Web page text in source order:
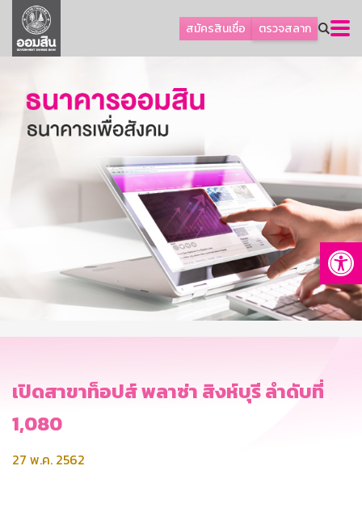
สมัครสินเชื่อ ตรวจสลาก
ลูกค้าธุรกิจ
ลูกค้าผู้ประกอบรายย่อย
ออมเพื่อสุข
เกี่ยวกับธนาคาร
การพัฒนาที่ยั่งยืน
บริการทางการเงิน
ติดต่อเรา
บริการออนไลน์
TH
EN
เปิดสาขาท็อปส์ พลาซ่า สิงห์บุรี ลำดับที่
1,080
27 พ.ค. 2562